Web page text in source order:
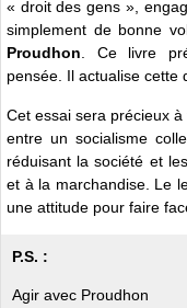
« droit des gens »,
simplement de bonne
Proudhon. Ce livre
pensée. Il actualise cette
Cet essai sera précieux
entre un socialisme
réduisant la société et
et à la marchandise. Le
une attitude pour faire
P.S. :
Agir avec Proudhon